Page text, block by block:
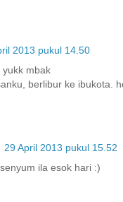
2013 pukul 14.50
yukk mbak
berlibur ke ibukota.
29 April 2013 pukul 15.52
ila esok hari :)